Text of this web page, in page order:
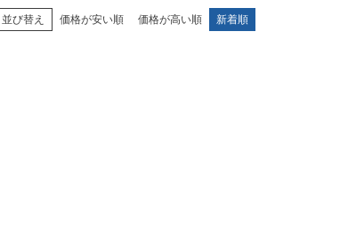
並び替え 価格が安い順 価格が高い順 新着順